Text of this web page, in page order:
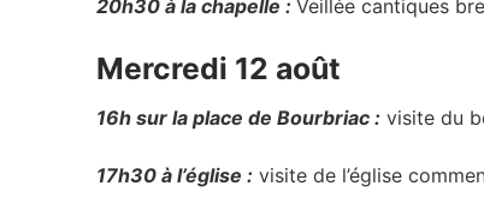
20h30 à la chapelle : Veillée cantiques
Mercredi 12 août
16h sur la place de Bourbriac : visite du
17h30 à l’église : visite de l’église